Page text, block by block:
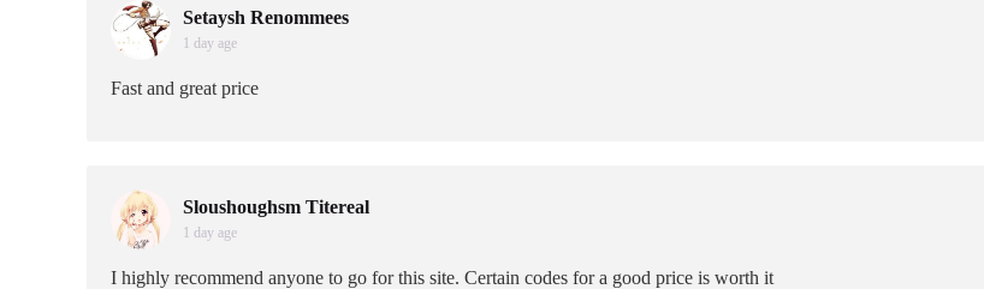
Setaysh Renommees
1 day age
Fast and great price
Sloushoughsm Titereal
1 day age
I highly recommend anyone to go for this site. Certain codes for a good price is worth it